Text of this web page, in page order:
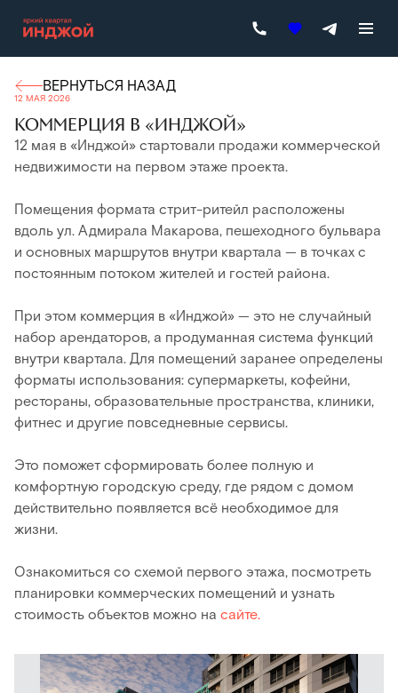
ВЕРНУТЬСЯ НАЗАД
12 МАЯ 2026
КОММЕРЦИЯ В «ИНДЖОЙ»
12 мая в «Инджой» стартовали продажи коммерческой
недвижимости на первом этаже проекта.
Помещения формата стрит-ритейл расположены
вдоль ул. Адмирала Макарова, пешеходного бульвара
и основных маршрутов внутри квартала — в точках с
постоянным потоком жителей и гостей района.
При этом коммерция в «Инджой» — это не случайный
набор арендаторов, а продуманная система функций
внутри квартала. Для помещений заранее определены
форматы использования: супермаркеты, кофейни,
рестораны, образовательные пространства, клиники,
фитнес и другие повседневные сервисы.
Это поможет сформировать более полную и
комфортную городскую среду, где рядом с домом
действительно появляется всё необходимое для
жизни.
Ознакомиться со схемой первого этажа, посмотреть
планировки коммерческих помещений и узнать
стоимость объектов можно на сайте.